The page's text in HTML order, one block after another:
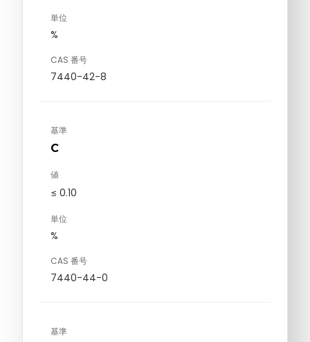
単位
%
CAS 番号
7440-42-8
基準
C
値
≤ 0.10
単位
%
CAS 番号
7440-44-0
基準